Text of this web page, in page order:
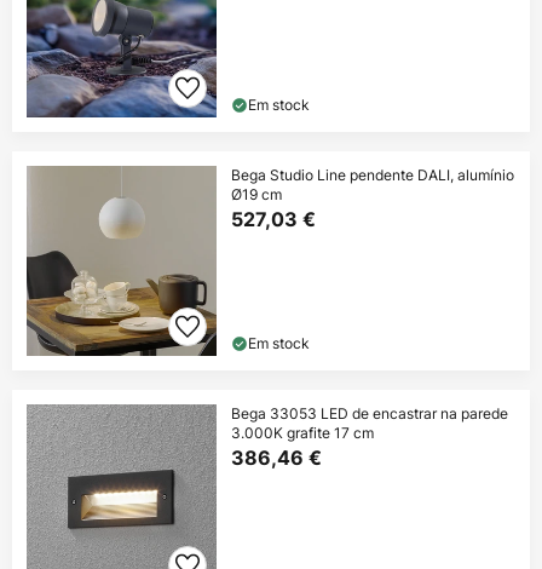
Em stock
Bega Studio Line pendente DALI, alumínio
Ø19 cm
527,03 €
Em stock
Bega 33053 LED de encastrar na parede
3.000K grafite 17 cm
386,46 €